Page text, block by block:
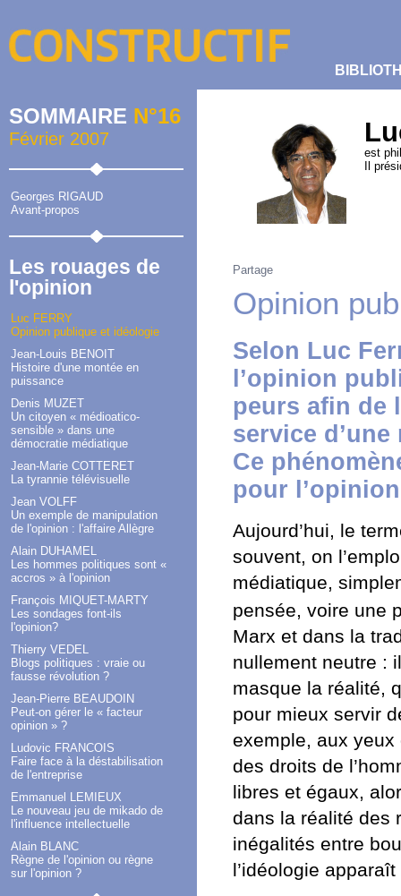
SOMMAIRE N°16
Février 2007
Georges RIGAUD
Avant-propos
Les rouages de
l'opinion
Luc FERRY
Opinion publique et idéologie
Jean-Louis BENOIT
Histoire d'une montée en
puissance
Denis MUZET
Un citoyen « médioatico-
sensible » dans une
démocratie médiatique
Jean-Marie COTTERET
La tyrannie télévisuelle
Jean VOLFF
Un exemple de manipulation
de l'opinion : l'affaire Allègre
Alain DUHAMEL
Les hommes politiques sont «
accros » à l'opinion
François MIQUET-MARTY
Les sondages font-ils
l'opinion?
Thierry VEDEL
Blogs politiques : vraie ou
fausse révolution ?
Jean-Pierre BEAUDOIN
Peut-on gérer le « facteur
opinion » ?
Ludovic FRANCOIS
Faire face à la déstabilisation
de l'entreprise
Emmanuel LEMIEUX
Le nouveau jeu de mikado de
l'influence intellectuelle
Alain BLANC
Règne de l'opinion ou règne
sur l'opinion ?
est
Il
Partage
Opinion
Selon Luc
l’opinion
peurs afin de
service
Ce
pour
Aujourd’hui, le
souvent, on
médiatique,
pensée, voire une
Marx et dans la
nullement neutre :
masque la réalité,
pour mieux servir
exemple, aux yeux
des droits de
libres et égaux,
dans la réalité des
inégalités entre
l’idéologie